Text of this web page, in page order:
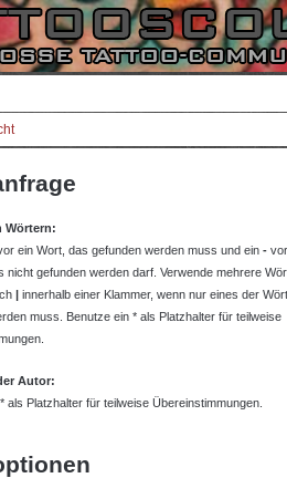
Wörtern:
ein Wort, das gefunden werden muss und ein - vor
nicht gefunden werden darf. Verwende mehrere
| innerhalb einer Klammer, wenn nur eines der
muss. Benutze ein * als Platzhalter für teilweise
Autor:
als Platzhalter für teilweise Übereinstimmungen.